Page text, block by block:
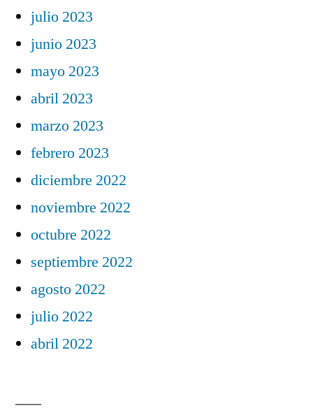
julio 2023
junio 2023
mayo 2023
abril 2023
marzo 2023
febrero 2023
diciembre 2022
noviembre 2022
octubre 2022
septiembre 2022
agosto 2022
julio 2022
abril 2022